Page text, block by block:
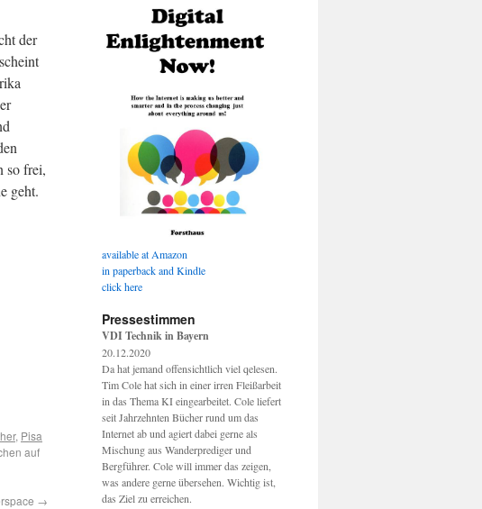
der
so frei,
geht.
, Pisa
auf
→
available at Amazon
in paperback and Kindle
click here
Pressestimmen
VDI Technik in Bayern
20.12.2020
Da hat jemand offensichtlich viel qelesen.
Tim Cole hat sich in einer irren Fleißarbeit
in das Thema KI eingearbeitet. Cole liefert
seit Jahrzehnten Bücher rund um das
Internet ab und agiert dabei gerne als
Mischung aus Wanderprediger und
Bergführer. Cole will immer das zeigen,
was andere gerne übersehen. Wichtig ist,
das Ziel zu erreichen.